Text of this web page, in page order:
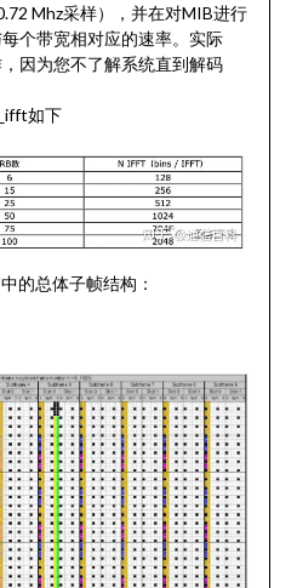
Mhz采样），并在对MIB进行
个带宽相对应的速率。实际
因为您不了解系统直到解码
如下
的总体子帧结构：